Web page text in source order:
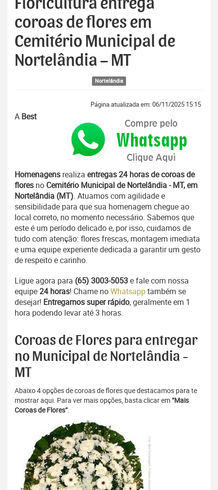
Floricultura entrega
coroas de flores em
Cemitério Municipal de
Nortelândia – MT
Nortelândia
Página atualizada em: 06/11/2025 15:15
A Best
Homenagens realiza entregas 24 horas de coroas de
flores no Cemitério Municipal de Nortelândia - MT, em
Nortelândia (MT). Atuamos com agilidade e
sensibilidade para que sua homenagem chegue ao
local correto, no momento necessário. Sabemos que
este é um período delicado e, por isso, cuidamos de
tudo com atenção: flores frescas, montagem imediata
e uma equipe experiente dedicada a garantir um gesto
de respeito e carinho.
Ligue agora para (65) 3003-5053e fale com nossa
equipe24 horas! Chame noWhatsapptambém se
desejar! Entregamos super rápido, geralmente em 1
hora podendo levar até 3 horas.
Coroas de Flores para entregar
no Municipal de Nortelândia -
MT
Abaixo 4 opções de coroas de flores que destacamos para te
mostrar aqui. Para ver mais opções, basta clicar em“Mais
Coroas de Flores”.